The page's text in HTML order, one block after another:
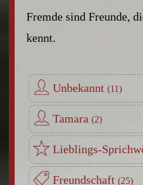
Fremde sind Freunde,
kennt.
Unbekannt
Tamara
Lieblings-
Freundschaft